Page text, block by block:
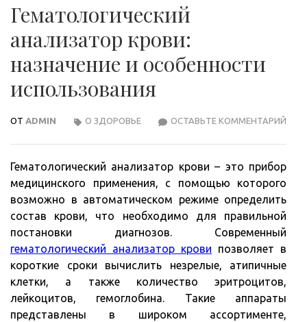
Гематологический
анализатор крови:
назначение и особенности
использования
ОТ ADMIN ОСТАВЬТЕ КОММЕНТАРИЙ
О ЗДОРОВЬЕ
Гематологический анализатор крови – это прибор
медицинского применения, с помощью которого
возможно в автоматическом режиме определить
состав крови, что необходимо для правильной
постановки диагнозов. Современный
гематологический анализатор крови позволяет в
короткие сроки вычислить незрелые, атипичные
клетки, а также количество эритроцитов,
лейкоцитов, гемоглобина. Такие аппараты
представлены в широком ассортименте,